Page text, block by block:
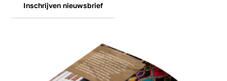
Inschrijven nieuwsbrief